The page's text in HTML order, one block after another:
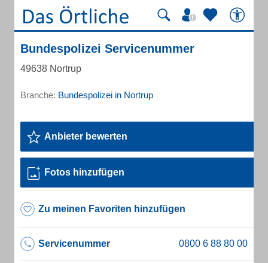
Bundespolizei Servicenummer
49638 Nortrup
Branche: Bundespolizei in Nortrup
Anbieter bewerten
Fotos hinzufügen
Zu meinen Favoriten hinzufügen
Servicenummer